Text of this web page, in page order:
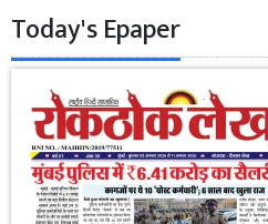
Today's Epaper